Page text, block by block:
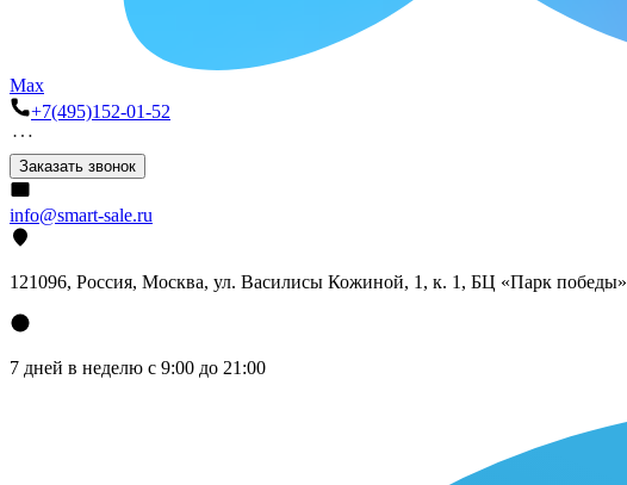
Max
+7(495)152-01-52
Заказать звонок
info@smart-sale.ru
121096, Россия, Москва, ул. Василисы Кожиной, 1, к. 1, БЦ «Парк победы»
7 дней в неделю с 9:00 до 21:00